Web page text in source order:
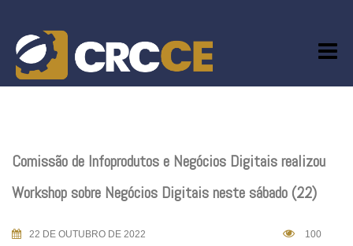
content
Comissão de Infoprodutos e Negócios Digitais realizou
Workshop sobre Negócios Digitais neste sábado (22)
22 DE OUTUBRO DE 2022 100